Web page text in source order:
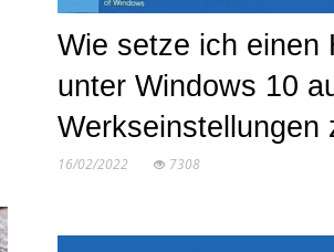
Wie setze ich einen
unter Windows 10
Werkseinstellungen
16/02/2022 7308